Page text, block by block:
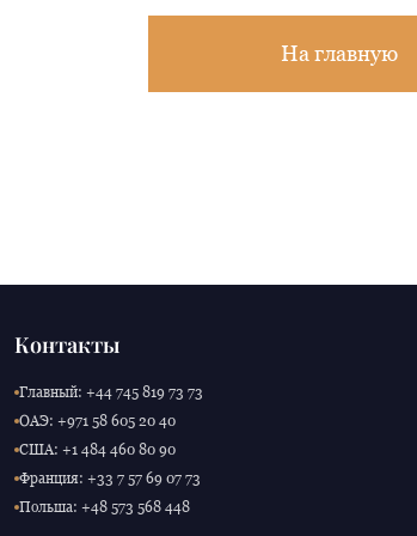
На главную
Контакты
Главный: +44 745 819 73 73
ОАЭ: +971 58 605 20 40
США: +1 484 460 80 90
Франция: +33 7 57 69 07 73
Польша: +48 573 568 448